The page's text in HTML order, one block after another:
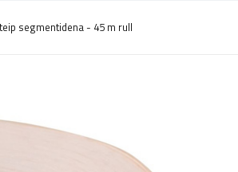
segmentidena - 45 m rull